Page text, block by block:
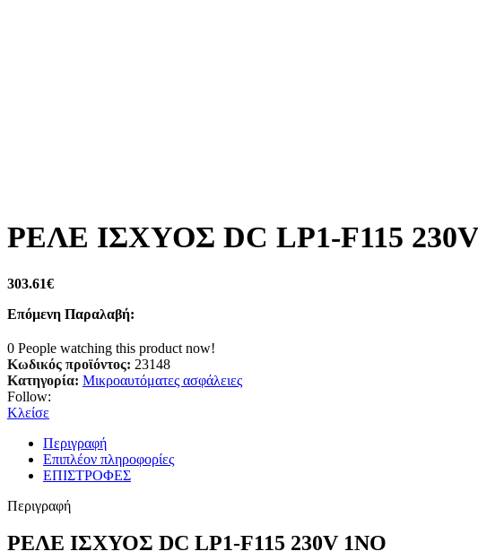
ΡΕΛΕ ΙΣΧΥΟΣ DC LP1-F115
303.61€
Επόμενη Παραλαβή:
0 People watching this product now!
Κωδικός προϊόντος: 23148
Κατηγορία: Μικροαυτόματες ασφάλειες
Follow:
Κλείσε
Περιγραφή
Επιπλέον πληροφορίες
ΕΠΙΣΤΡΟΦΕΣ
Περιγραφή
ΡΕΛΕ ΙΣΧΥΟΣ DC LP1-F115 230V 1ΝΟ